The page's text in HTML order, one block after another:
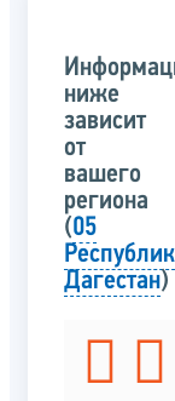
ниже
зависит
от
вашего
региона
(05
Дагестан)